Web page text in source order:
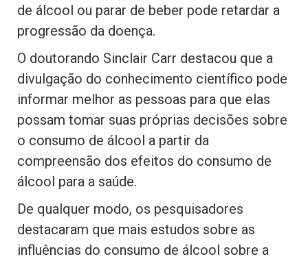
de álcool ou parar de beber pode retardar a
progressão da doença.
O doutorando Sinclair Carr destacou que a
divulgação do conhecimento científico pode
informar melhor as pessoas para que elas
possam tomar suas próprias decisões sobre
o consumo de álcool a partir da
compreensão dos efeitos do consumo de
álcool para a saúde.
De qualquer modo, os pesquisadores
destacaram que mais estudos sobre as
influências do consumo de álcool sobre a